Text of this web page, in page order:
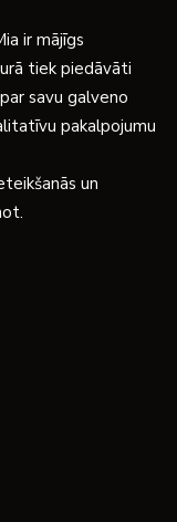
ir mājīgs
tiek piedāvāti
savu galveno
pakalpojumu
un